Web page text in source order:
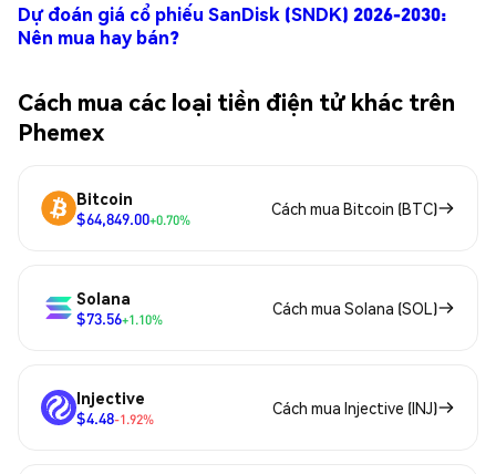
Dự đoán giá cổ phiếu SanDisk (SNDK) 2026-2030:
Nên mua hay bán?
Cách mua các loại tiền điện tử khác trên
Phemex
Bitcoin
$64,849.00+0.70%
Cách mua Bitcoin (BTC)
Solana
$73.56+1.10%
Cách mua Solana (SOL)
Injective
$4.48-1.92%
Cách mua Injective (INJ)